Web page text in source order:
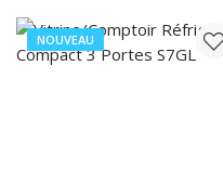
NOUVEAU